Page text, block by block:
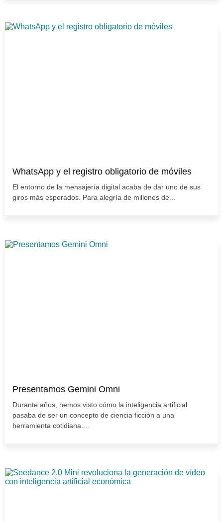
WhatsApp y el registro obligatorio de móviles
El entorno de la mensajería digital acaba de dar uno de sus
giros más esperados. Para alegría de millones de...
Presentamos Gemini Omni
Durante años, hemos visto cómo la inteligencia artificial
pasaba de ser un concepto de ciencia ficción a una
herramienta cotidiana....